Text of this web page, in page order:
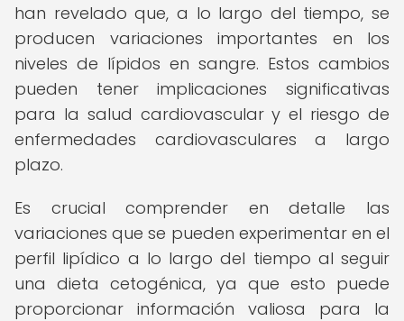
han revelado que, a lo largo del tiempo, se
producen variaciones importantes en los
niveles de lípidos en sangre. Estos cambios
pueden tener implicaciones significativas
para la salud cardiovascular y el riesgo de
enfermedades cardiovasculares a largo
plazo.
Es crucial comprender en detalle las
variaciones que se pueden experimentar en el
perfil lipídico a lo largo del tiempo al seguir
una dieta cetogénica, ya que esto puede
proporcionar información valiosa para la